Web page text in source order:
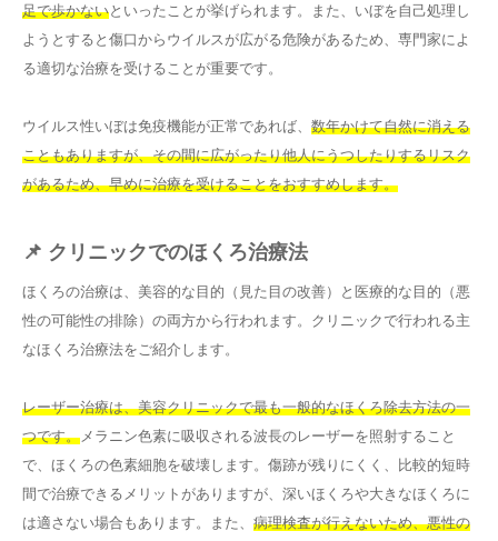
足で歩かないといったことが挙げられます。また、いぼを自己処理し
ようとすると傷口からウイルスが広がる危険があるため、専門家によ
る適切な治療を受けることが重要です。
ウイルス性いぼは免疫機能が正常であれば、 数年かけて自然に消える
こともありますが、その間に広がったり他人にうつしたりするリスク
があるため、早めに治療を受けることをおすすめします。
📌 クリニックでのほくろ治療法
ほくろの治療は、美容的な目的（見た目の改善）と医療的な目的（悪
性の可能性の排除）の両方から行われます。クリニックで行われる主
なほくろ治療法をご紹介します。
レーザー治療は、美容クリニックで最も一般的なほくろ除去方法の一
つです。 メラニン色素に吸収される波長のレーザーを照射すること
で、ほくろの色素細胞を破壊します。傷跡が残りにくく、比較的短時
間で治療できるメリットがありますが、深いほくろや大きなほくろに
は適さない場合もあります。また、 病理検査が行えないため、悪性の